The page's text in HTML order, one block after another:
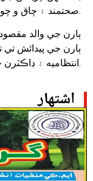
اشتهار
صحتمند ۽ چاق و چوبند آهن.
ٻارن جي والد
ٻارن جي پيدائش
انتظاميه ۽ ڊاڪٽرن جو خاص طور تي ٿورو ادا ڪيو.